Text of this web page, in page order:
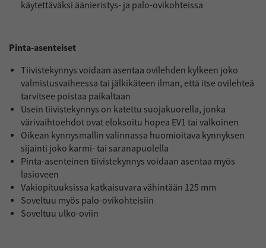
käytettäväksi äänieristys- ja palo-ovikohteissa
Pinta-asenteiset
Tiivistekynnys voidaan asentaa ovilehden kylkeen joko
valmistusvaiheessa tai jälkikäteen ilman, että itse ovilehteä
tarvitsee poistaa paikaltaan
Usein tiivistekynnys on katettu suojakuorella, jonka
värivaihtoehdot ovat eloksoitu hopea EV1 tai valkoinen
Oikean kynnysmallin valinnassa huomioitava kynnyksen
sijainti joko karmi- tai saranapuolella
Pinta-asenteinen tiivistekynnys voidaan asentaa myös
lasioveen
Vakiopituuksissa katkaisuvara vähintään 125 mm
Soveltuu myös palo-ovikohteisiin
Soveltuu ulko-oviin